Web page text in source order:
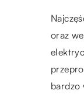
oraz
bardzo